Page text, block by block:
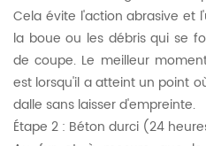
Cela évite l'action abrasive et
la boue ou les débris qui se
de coupe. Le meilleur
est lorsqu'il a atteint un point
dalle sans laisser d'empreinte.
Étape 2 : Béton durci (24